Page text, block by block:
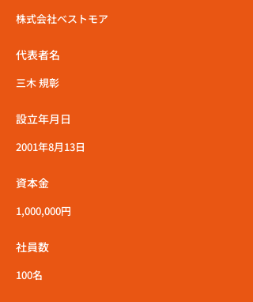
株式会社ベストモア
代表者名
三木 規彰
設立年月日
2001年8月13日
資本金
1,000,000円
社員数
100名